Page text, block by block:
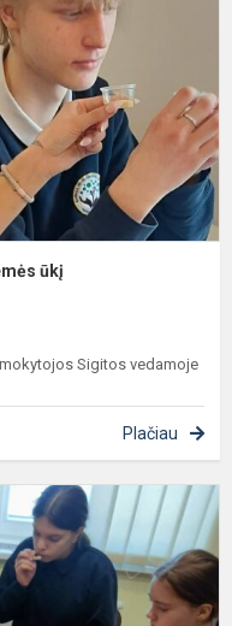
ūkį
Sigitos vedamoje
Plačiau